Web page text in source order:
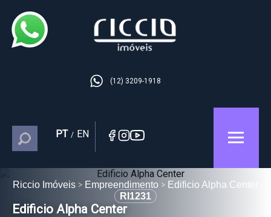
(12) 3209-1918
PT / EN
Riccio Imóveis Empreendimento
Edificio Alpha Center
RI1231
Edificio Alpha Center